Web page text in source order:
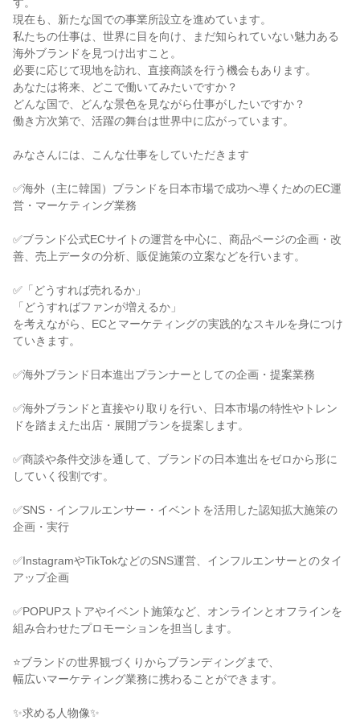
現在も、新たな国での事業所設立を進めています。
私たちの仕事は、世界に目を向け、まだ知られていない魅力ある
海外ブランドを見つけ出すこと。
必要に応じて現地を訪れ、直接商談を行う機会もあります。
あなたは将来、どこで働いてみたいですか？
どんな国で、どんな景色を見ながら仕事がしたいですか？
働き方次第で、活躍の舞台は世界中に広がっています。
みなさんには、こんな仕事をしていただきます
✅海外（主に韓国）ブランドを日本市場で成功へ導くためのEC運
営・マーケティング業務
✅ブランド公式ECサイトの運営を中心に、商品ページの企画・改
善、売上データの分析、販促施策の立案などを行います。
✅「どうすれば売れるか」
「どうすればファンが増えるか」
を考えながら、ECとマーケティングの実践的なスキルを身につけ
ていきます。
✅海外ブランド日本進出プランナーとしての企画・提案業務
✅海外ブランドと直接やり取りを行い、日本市場の特性やトレン
ドを踏まえた出店・展開プランを提案します。
✅商談や条件交渉を通して、ブランドの日本進出をゼロから形に
していく役割です。
✅SNS・インフルエンサー・イベントを活用した認知拡大施策の
企画・実行
✅InstagramやTikTokなどのSNS運営、インフルエンサーとのタイ
アップ企画
✅POPUPストアやイベント施策など、オンラインとオフラインを
組み合わせたプロモーションを担当します。
⭐ブランドの世界観づくりからブランディングまで、
幅広いマーケティング業務に携わることができます。
✨求める人物像✨